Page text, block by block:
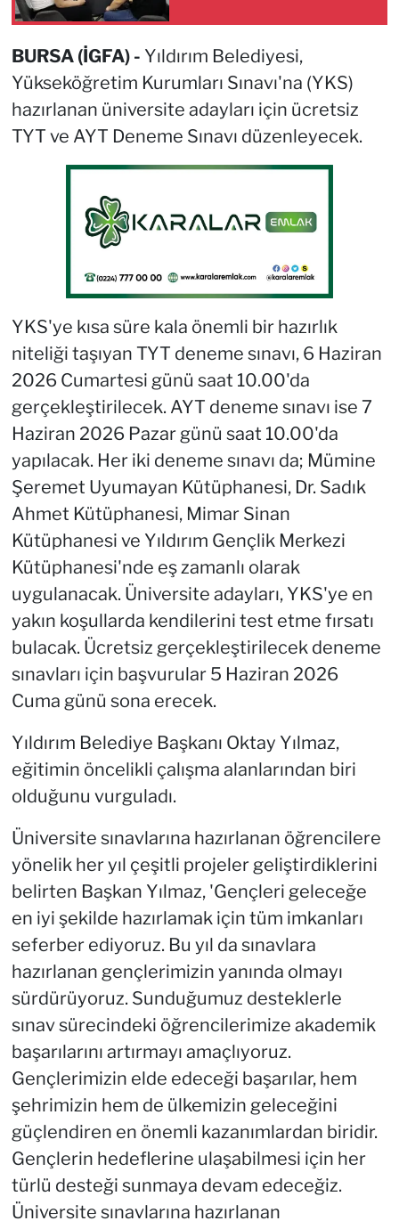
BURSA (İGFA) - Yıldırım Belediyesi,
Yükseköğretim Kurumları Sınavı'na (YKS)
hazırlanan üniversite adayları için ücretsiz
TYT ve AYT Deneme Sınavı düzenleyecek.
YKS'ye kısa süre kala önemli bir hazırlık
niteliği taşıyan TYT deneme sınavı, 6 Haziran
2026 Cumartesi günü saat 10.00'da
gerçekleştirilecek. AYT deneme sınavı ise 7
Haziran 2026 Pazar günü saat 10.00'da
yapılacak. Her iki deneme sınavı da; Mümine
Şeremet Uyumayan Kütüphanesi, Dr. Sadık
Ahmet Kütüphanesi, Mimar Sinan
Kütüphanesi ve Yıldırım Gençlik Merkezi
Kütüphanesi'nde eş zamanlı olarak
uygulanacak. Üniversite adayları, YKS'ye en
yakın koşullarda kendilerini test etme fırsatı
bulacak. Ücretsiz gerçekleştirilecek deneme
sınavları için başvurular 5 Haziran 2026
Cuma günü sona erecek.
Yıldırım Belediye Başkanı Oktay Yılmaz,
eğitimin öncelikli çalışma alanlarından biri
olduğunu vurguladı.
Üniversite sınavlarına hazırlanan öğrencilere
yönelik her yıl çeşitli projeler geliştirdiklerini
belirten Başkan Yılmaz, 'Gençleri geleceğe
en iyi şekilde hazırlamak için tüm imkanları
seferber ediyoruz. Bu yıl da sınavlara
hazırlanan gençlerimizin yanında olmayı
sürdürüyoruz. Sunduğumuz desteklerle
sınav sürecindeki öğrencilerimize akademik
başarılarını artırmayı amaçlıyoruz.
Gençlerimizin elde edeceği başarılar, hem
şehrimizin hem de ülkemizin geleceğini
güçlendiren en önemli kazanımlardan biridir.
Gençlerin hedeflerine ulaşabilmesi için her
türlü desteği sunmaya devam edeceğiz.
Üniversite sınavlarına hazırlanan